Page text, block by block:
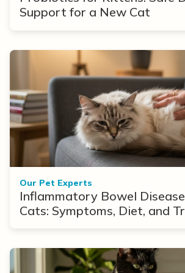
Support for a New Cat
Our Pet Experts
Inflammatory Bowel
Cats: Symptoms, Diet, and